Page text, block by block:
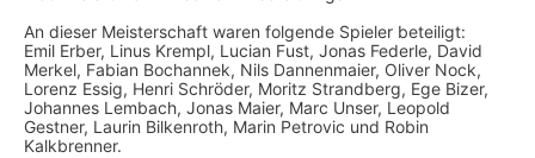
An dieser Meisterschaft waren folgende Spieler beteiligt:
Emil Erber, Linus Krempl, Lucian Fust, Jonas Federle, David
Merkel, Fabian Bochannek, Nils Dannenmaier, Oliver Nock,
Lorenz Essig, Henri Schröder, Moritz Strandberg, Ege Bizer,
Johannes Lembach, Jonas Maier, Marc Unser, Leopold
Gestner, Laurin Bilkenroth, Marin Petrovic und Robin
Kalkbrenner.